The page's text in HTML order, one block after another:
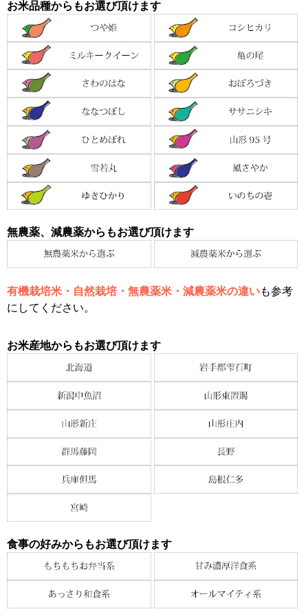
お米品種からもお選び頂けます
無農薬、減農薬からもお選び頂けます
有機栽培米・自然栽培・無農薬米・減農薬米の違いも参考
にしてください。
お米産地からもお選び頂けます
食事の好みからもお選び頂けます